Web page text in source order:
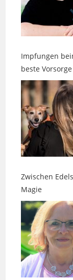
Impfungen
Zwischen
Daniela Kaps